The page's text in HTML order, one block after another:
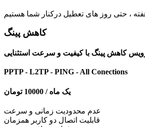
کاهش پینگ
کاهش پینگ با کیفیت و سرعت استثنایی
PPTP - L2TP - PING - All Conections
یک ماه / 10000 تومان
عدم محدودیت زمانی و سرعت
قابلیت اتصال دو کاربر همزمان